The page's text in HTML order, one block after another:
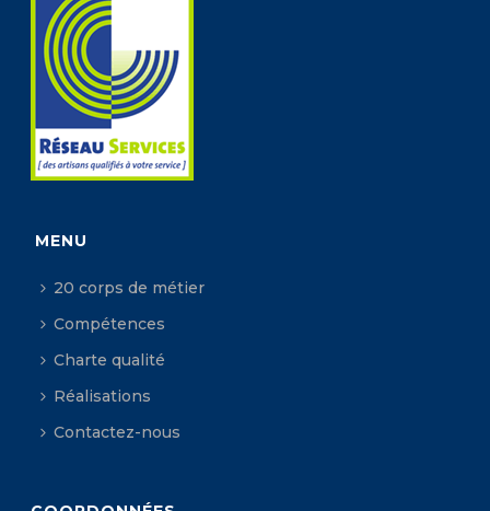
MENU
20 corps de métier
Compétences
Charte qualité
Réalisations
Contactez-nous